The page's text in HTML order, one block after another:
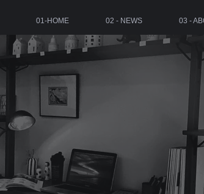
01-HOME 02 - NEWS 03 -